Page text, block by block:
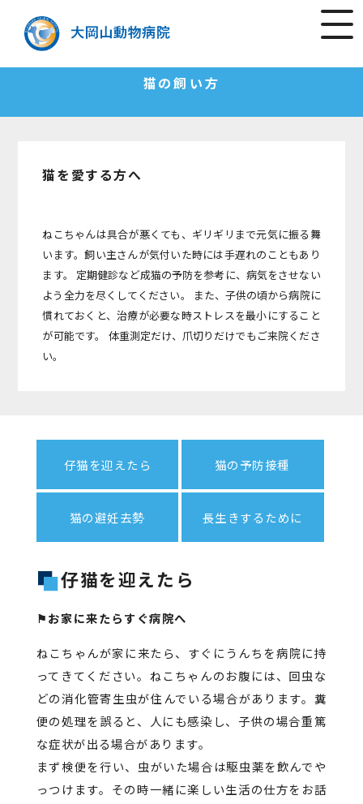
猫の飼い方
猫を愛する方へ
ねこちゃんは具合が悪くても、ギリギリまで元気に振る舞
います。飼い主さんが気付いた時には手遅れのこともあり
ます。
定期健診など成猫の予防を参考に、病気をさせない
よう全力を尽くしてください。
また、子供の頃から病院に
慣れておくと、治療が必要な時ストレスを最小にすること
が可能です。
体重測定だけ、爪切りだけでもご来院くださ
い。
仔猫を迎えたら 猫の予防接種
猫の避妊去勢 長生きするために
仔猫を迎えたら
⚑お家に来たらすぐ病院へ
ねこちゃんが家に来たら、すぐにうんちを病院に持
ってきてください。ねこちゃんのお腹には、回虫な
どの消化管寄生虫が住んでいる場合があります。糞
便の処理を誤ると、人にも感染し、子供の場合重篤
な症状が出る場合があります。
まず検便を行い、虫がいた場合は駆虫薬を飲んでや
っつけます。その時一緒に楽しい生活の仕方をお話